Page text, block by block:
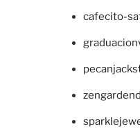
cafecito-